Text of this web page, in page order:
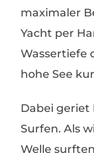
maximaler
Yacht per
Wassertiefe
hohe See
Dabei geriet
Surfen. Als
Welle